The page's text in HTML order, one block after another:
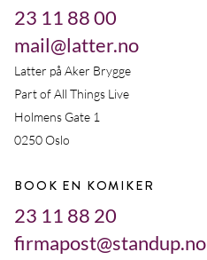
23 11 88 00
mail@latter.no
Latter på Aker Brygge
Part of All Things Live
Holmens Gate 1
0250 Oslo
BOOK EN KOMIKER
23 11 88 20
firmapost@standup.no